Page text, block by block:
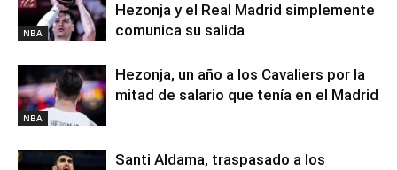
NBA
Hezonja y el Real Madrid simplemente
comunica su salida
NBA
Hezonja, un año a los Cavaliers por la
mitad de salario que tenía en el Madrid
Santi Aldama, traspasado a los